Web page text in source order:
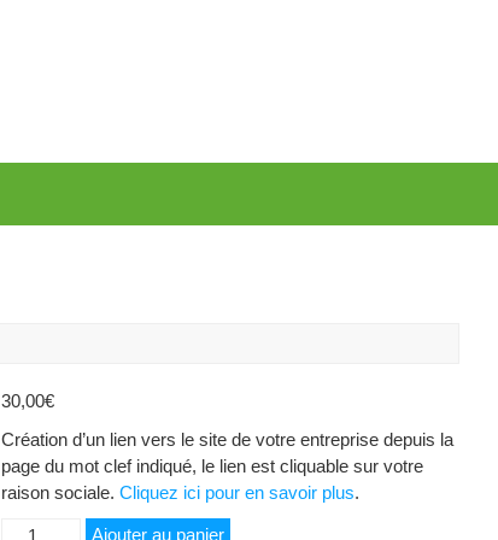
30,00€
Création d’un lien vers le site de votre entreprise depuis la
page du mot clef indiqué, le lien est cliquable sur votre
raison sociale. Cliquez ici pour en savoir plus.
quantité
Ajouter au panier